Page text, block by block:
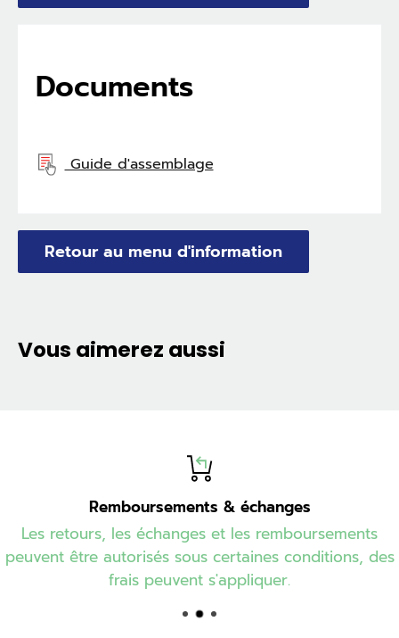
Documents
Guide d'assemblage
Retour au menu d'information
Vous aimerez aussi
Remboursements & échanges
Les retours, les échanges et les remboursements
peuvent être autorisés sous certaines conditions, des
frais peuvent s'appliquer.